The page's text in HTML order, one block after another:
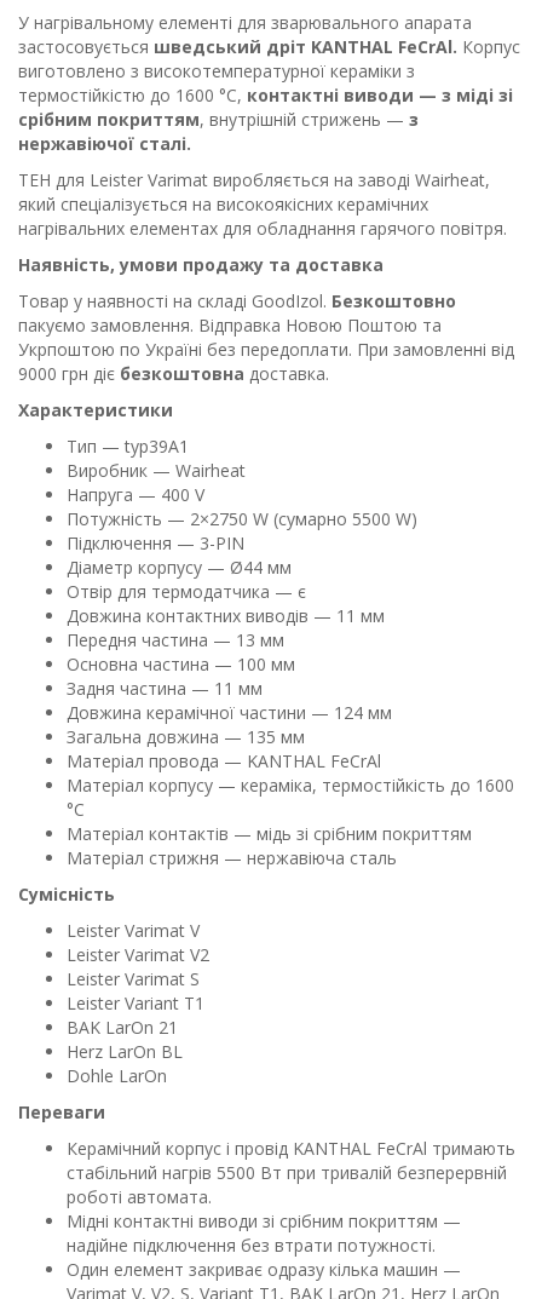
У нагрівальному елементі для зварювального апарата
застосовується шведський дріт KANTHAL FeCrAl. Корпус
виготовлено з високотемпературної кераміки з
термостійкістю до 1600 °C, контактні виводи — з міді зі
срібним покриттям, внутрішній стрижень — з
нержавіючої сталі.
ТЕН для Leister Varimat виробляється на заводі Wairheat,
який спеціалізується на високоякісних керамічних
нагрівальних елементах для обладнання гарячого повітря.
Наявність, умови продажу та доставка
Товар у наявності на складі GoodIzol. Безкоштовно
пакуємо замовлення. Відправка Новою Поштою та
Укрпоштою по Україні без передоплати. При замовленні від
9000 грн діє безкоштовна доставка.
Характеристики
Тип — typ39A1
Виробник — Wairheat
Напруга — 400 V
Потужність — 2×2750 W (сумарно 5500 W)
Підключення — 3-PIN
Діаметр корпусу — Ø44 мм
Отвір для термодатчика — є
Довжина контактних виводів — 11 мм
Передня частина — 13 мм
Основна частина — 100 мм
Задня частина — 11 мм
Довжина керамічної частини — 124 мм
Загальна довжина — 135 мм
Матеріал провода — KANTHAL FeCrAl
Матеріал корпусу — кераміка, термостійкість до 1600
°C
Матеріал контактів — мідь зі срібним покриттям
Матеріал стрижня — нержавіюча сталь
Сумісність
Leister Varimat V
Leister Varimat V2
Leister Varimat S
Leister Variant T1
BAK LarOn 21
Herz LarOn BL
Dohle LarOn
Переваги
Керамічний корпус і провід KANTHAL FeCrAl тримають
стабільний нагрів 5500 Вт при тривалій безперервній
роботі автомата.
Мідні контактні виводи зі срібним покриттям —
надійне підключення без втрати потужності.
Один елемент закриває одразу кілька машин —
Varimat V, V2, S, Variant T1, BAK LarOn 21, Herz LarOn